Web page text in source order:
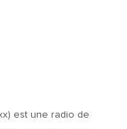
est une radio de